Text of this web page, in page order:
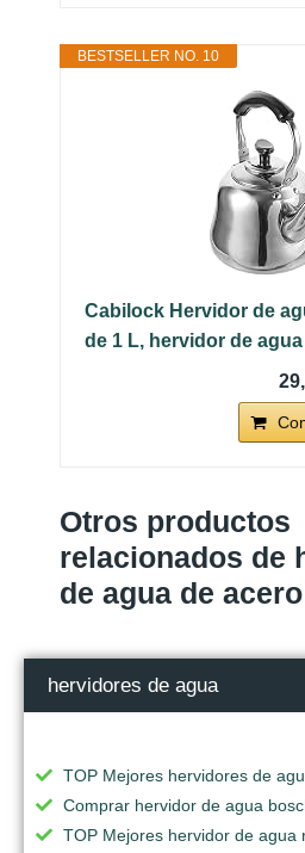
BESTSELLER NO. 10
Cabilock Hervidor de
de 1 L, hervidor de
Otros productos
relacionados de
de agua de
hervidores de agua
TOP Mejores hervidores de
Comprar hervidor de agua
TOP Mejores hervidor de agua